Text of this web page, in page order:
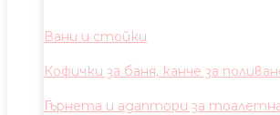
Вани и стойки
Кофички за баня, канче за
Гърнета и адаптори за